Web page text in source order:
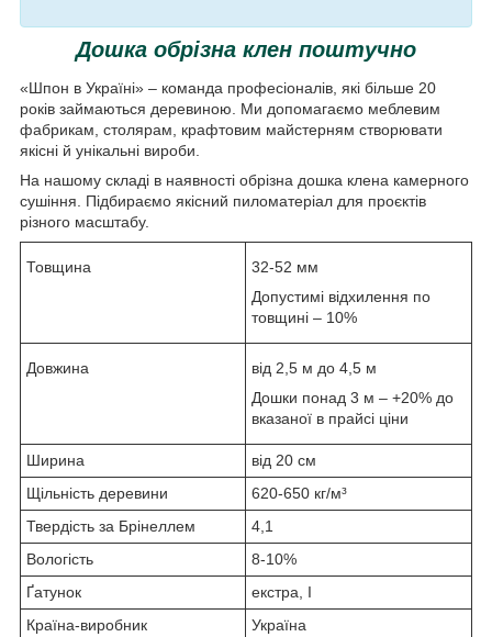
Дошка обрізна клен поштучно
«Шпон в Україні» – команда професіоналів, які більше 20
років займаються деревиною. Ми допомагаємо меблевим
фабрикам, столярам, крафтовим майстерням створювати
якісні й унікальні вироби.
На нашому складі в наявності обрізна дошка клена камерного
сушіння. Підбираємо якісний пиломатеріал для проєктів
різного масштабу.
Товщина
32-52 мм
Допустимі відхилення по
товщині – 10%
Довжина
від 2,5 м до 4,5 м
Дошки понад 3 м – +20% до
вказаної в прайсі ціни
Ширина
від 20 см
Щільність деревини
620-650 кг/м³
Твердість за Брінеллем
4,1
Вологість
8-10%
Ґатунок
екстра, I
Країна-виробник
Україна